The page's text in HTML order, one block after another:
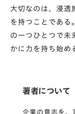
大切なのは、浸透
を持つことである
の一つひとつで未
かに力を持ち始め
著者について
企業の意志を、